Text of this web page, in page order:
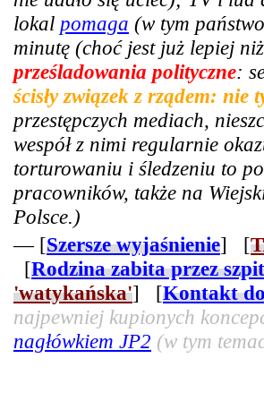
lokal pomaga (w tym
minutę (choć jest już lepiej
prześladowania polityczne:
ścisły związek z rządem: nie
przestępczych mediach,
wespół z nimi regularnie
torturowaniu i śledzeniu to
pracowników, także na
Polsce.)
— [Szersze wyjaśnienie] [
[Rodzina zabita przez
'watykańska'] [Kontakt
najpewniej kupionych
nagłówkiem JP2 (w tym